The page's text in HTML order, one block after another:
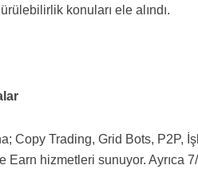
konuları ele alındı.
Copy Trading, Grid Bots, P2P,
Earn hizmetleri sunuyor. Ayrıca